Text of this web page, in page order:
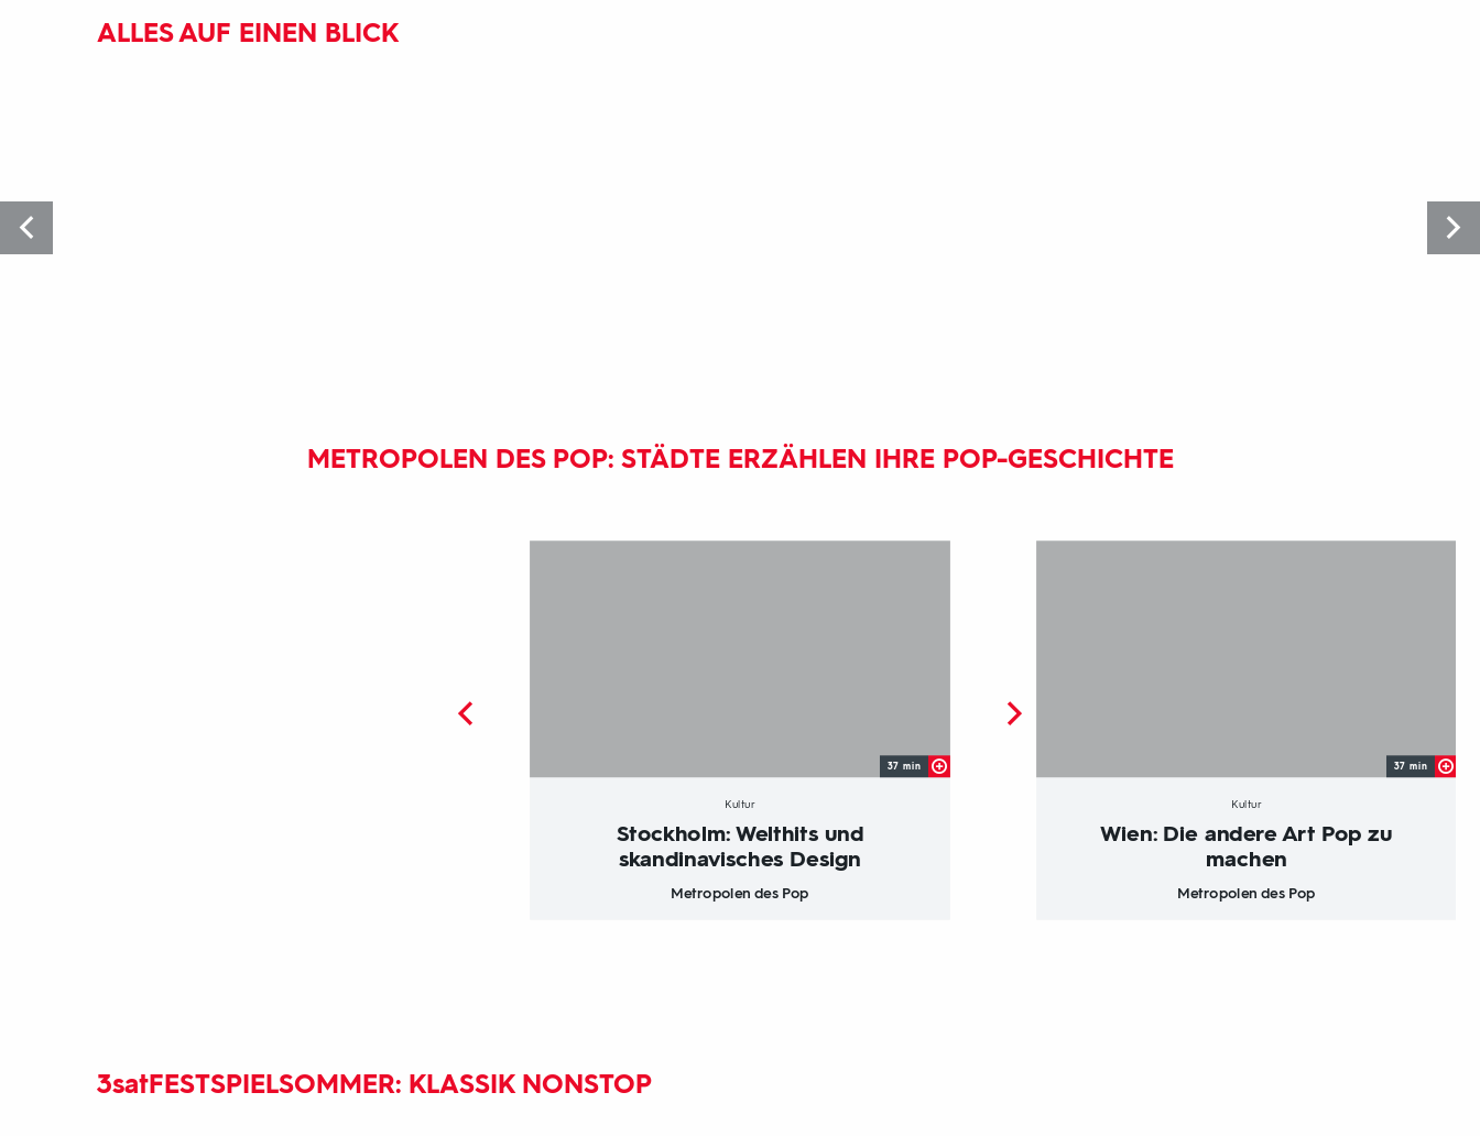
ALLES AUF EINEN BLICK
METROPOLEN DES POP: STÄDTE ERZÄHLEN IHRE POP-GESCHICHTE
37 min
Kultur
Stockholm: Welthits und
skandinavisches Design
Metropolen des Pop
37 min
Kultur
Wien: Die andere Art Pop zu
machen
Metropolen des Pop
3satFESTSPIELSOMMER: KLASSIK NONSTOP